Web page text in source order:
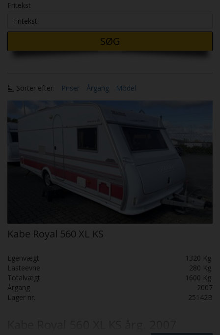
Fritekst
SØG
Sorter efter: Priser Årgang Model
Kabe Royal 560 XL KS
Egenvægt
1320 Kg.
Lasteevne
280 Kg.
Totalvægt
1600 Kg.
Årgang
2007
Lager nr.
25142B